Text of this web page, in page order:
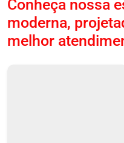
Conheça nossa
moderna,
melhor